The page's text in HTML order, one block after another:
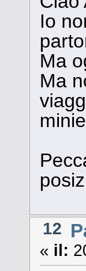
Io
Ma
Ma
12
« il: